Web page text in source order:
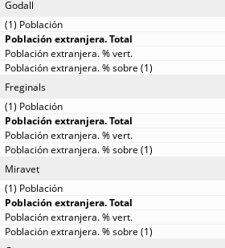
Godall
Freginals
Miravet